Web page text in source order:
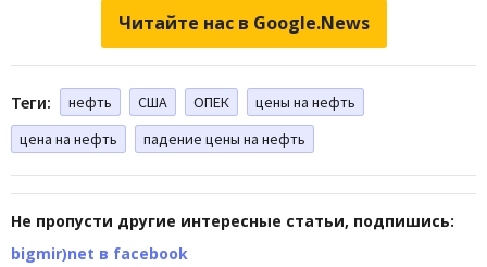
Читайте нас в Google.News
Теги: нефть США ОПЕК
цены на нефть
цена на нефть
падение цены на нефть
Не пропусти другие интересные статьи, подпишись:
bigmir)net в facebook